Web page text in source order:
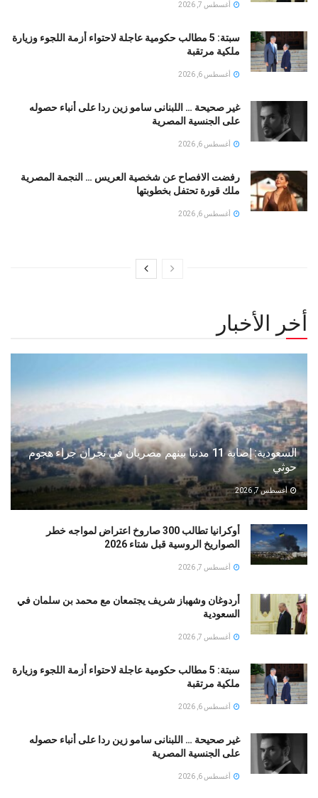
أغسطس 7, 2026
سبتة: 5 مطالب حكومية عاجلة لاحتواء أزمة اللجوء وزيارة
ملكية مرتقبة
أغسطس 6, 2026
غير صحيحة … اللبنانى سامو زين ردا على أنباء حصوله
على الجنسية المصرية
أغسطس 6, 2026
رفضت الافصاح عن شخصية العريس … النجمة المصرية
ملك قورة تحتفل بخطوبتها
أغسطس 6, 2026
أخر الأخبار
السعودية: إصابة 11 مدنيا بينهم مصريان في نجران جراء هجوم
حوثي
أغسطس 7, 2026
أوكرانيا تطالب 300 صاروخ اعتراض لمواجه خطر
الصواريخ الروسية قبل شتاء 2026
أغسطس 7, 2026
أردوغان وشهباز شريف يجتمعان مع محمد بن سلمان في
السعودية
أغسطس 7, 2026
سبتة: 5 مطالب حكومية عاجلة لاحتواء أزمة اللجوء وزيارة
ملكية مرتقبة
أغسطس 6, 2026
غير صحيحة … اللبنانى سامو زين ردا على أنباء حصوله
على الجنسية المصرية
أغسطس 6, 2026